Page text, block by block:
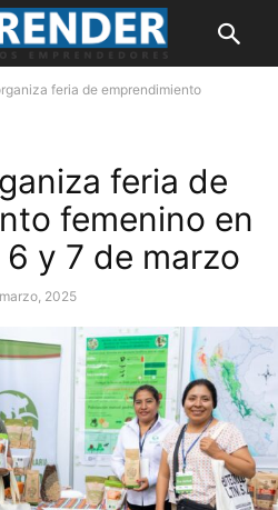
feria de emprendimiento
feria de
femenino en
6 y 7 de marzo
2025